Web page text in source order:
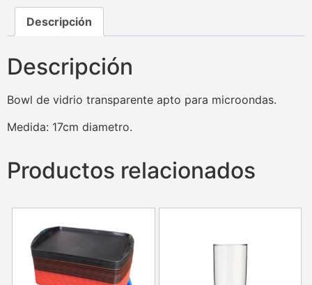
Descripción
Descripción
Bowl de vidrio transparente apto para microondas.
Medida: 17cm diametro.
Productos relacionados